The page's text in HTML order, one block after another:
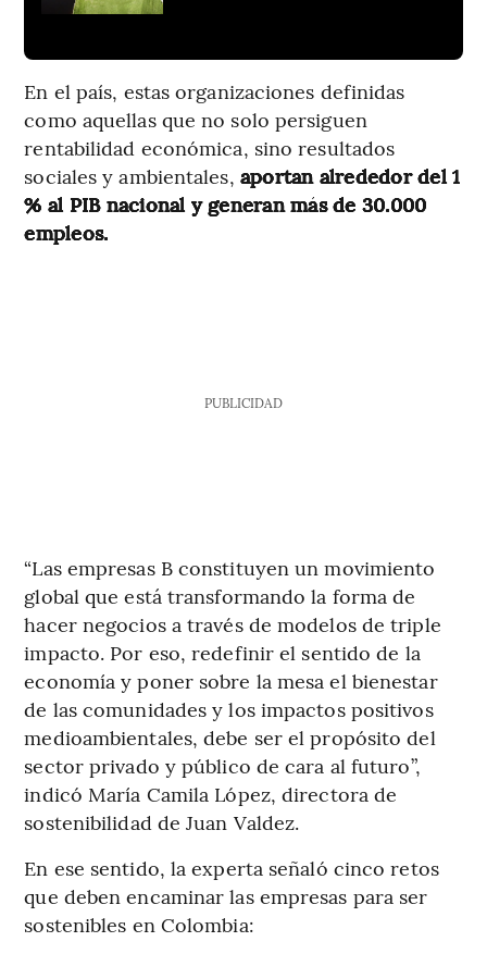
En el país, estas organizaciones definidas
como aquellas que no solo persiguen
rentabilidad económica, sino resultados
sociales y ambientales, aportan alrededor del 1
% al PIB nacional y generan más de 30.000
empleos.
PUBLICIDAD
“Las empresas B constituyen un movimiento
global que está transformando la forma de
hacer negocios a través de modelos de triple
impacto. Por eso, redefinir el sentido de la
economía y poner sobre la mesa el bienestar
de las comunidades y los impactos positivos
medioambientales, debe ser el propósito del
sector privado y público de cara al futuro”,
indicó María Camila López, directora de
sostenibilidad de Juan Valdez.
En ese sentido, la experta señaló cinco retos
que deben encaminar las empresas para ser
sostenibles en Colombia: